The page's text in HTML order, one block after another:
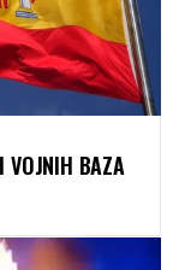
VOJNIH BAZA